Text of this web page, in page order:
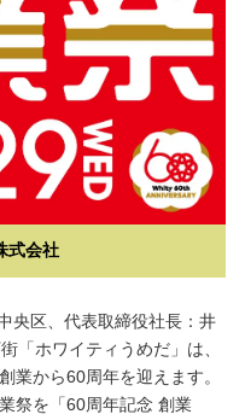
式会社
央区、代表取締役社長：井
「ホワイティうめだ」は、
業から60周年を迎えます。
祭を「60周年記念 創業